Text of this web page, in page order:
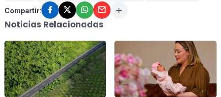
Compartir:
Noticias Relacionadas